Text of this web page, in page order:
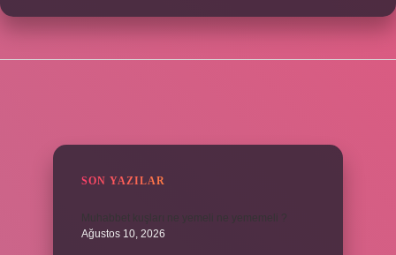
SON YAZILAR
Muhabbet kuşları ne yemeli ne yememeli ?
Ağustos 10, 2026